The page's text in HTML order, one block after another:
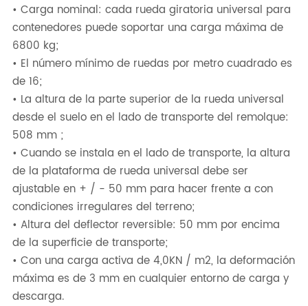
• Carga nominal: cada rueda giratoria universal para
contenedores puede soportar una carga máxima de
6800 kg;
• El número mínimo de ruedas por metro cuadrado es
de 16;
• La altura de la parte superior de la rueda universal
desde el suelo en el lado de transporte del remolque:
508 mm ;
• Cuando se instala en el lado de transporte, la altura
de la plataforma de rueda universal debe ser
ajustable en + / - 50 mm para hacer frente a con
condiciones irregulares del terreno;
• Altura del deflector reversible: 50 mm por encima
de la superficie de transporte;
• Con una carga activa de 4,0KN / m2, la deformación
máxima es de 3 mm en cualquier entorno de carga y
descarga.